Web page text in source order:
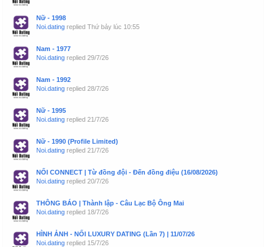
Nữ - 1998
Noi.dating replied Thứ bảy lúc 10:55
Nam - 1977
Noi.dating replied 29/7/26
Nam - 1992
Noi.dating replied 28/7/26
Nữ - 1995
Noi.dating replied 21/7/26
Nữ - 1990 (Profile Limited)
Noi.dating replied 21/7/26
NỐI CONNECT | Từ đồng đội - Đến đồng điệu (16/08/2026)
Noi.dating replied 20/7/26
THÔNG BÁO | Thành lập - Câu Lạc Bộ Ông Mai
Noi.dating replied 18/7/26
HÌNH ẢNH - NỐI LUXURY DATING (Lần 7) | 11/07/26
Noi.dating replied 15/7/26